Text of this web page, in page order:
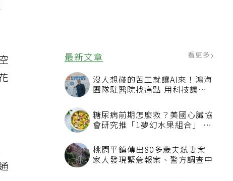
最新文章 看更多
沒人想碰的苦工就讓AI來！鴻海
團隊駐醫院找痛點 用科技讓醫
糖尿病前期怎麼救？美國心臟協
會研究推「1夢幻水果組合」 酪
桃園平鎮傳出80多歲夫弒妻案
家人發現緊急報案、警方調查中